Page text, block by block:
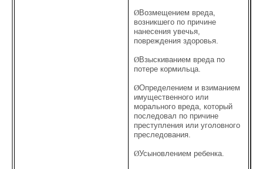
ØВозмещением вреда,
возникшего по причине
нанесения увечья,
повреждения здоровья.
ØВзыскиванием вреда по
потере кормильца.
ØОпределением и взиманием
имущественного или
морального вреда, который
последовал по причине
преступления или уголовного
преследования.
ØУсыновлением ребенка.